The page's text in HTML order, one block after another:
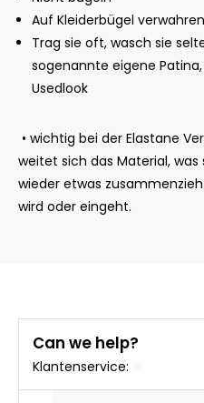
Auf Kleiderbügel verwahren
Trag sie oft, wasch sie
sogenannte eigene
Usedlook
• wichtig bei der Elastane
weitet sich das Material,
wieder etwas
wird oder eingeht.
Can we help?
Klantenservice: